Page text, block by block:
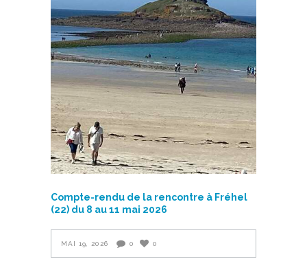
Compte-rendu de la rencontre à Fréhel
(22) du 8 au 11 mai 2026
MAI 19, 2026 0 0